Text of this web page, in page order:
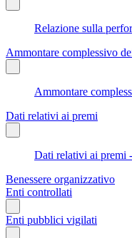
Relazione sulla
Ammontare complessivo
Ammontare
Dati relativi ai premi
Dati relativi ai premi
Benessere organizzativo
Enti controllati
Enti pubblici vigilati